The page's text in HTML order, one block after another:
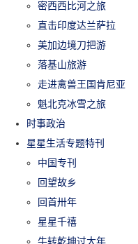
密西西比河之旅
直击印度达兰萨拉
美加边境刀把游
落基山旅游
走进禽兽王国肯尼亚
魁北克冰雪之旅
时事政治
星星生活专题特刊
中国专刊
回望故乡
回首卅年
星星千禧
牛转乾坤过大年